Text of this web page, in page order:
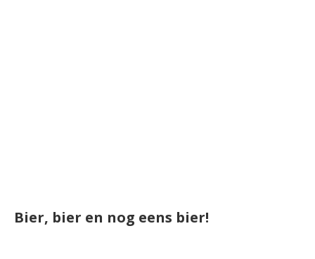
Bier, bier en nog eens bier!